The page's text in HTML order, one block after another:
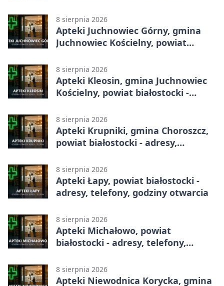
godziny otwarcia
8 sierpnia 2026
Apteki Juchnowiec Górny, gmina
Juchnowiec Kościelny, powiat
godziny otwarcia
8 sierpnia 2026
Apteki Kleosin, gmina Juchnowiec
Kościelny, powiat białostocki -
8 sierpnia 2026
Apteki Krupniki, gmina Choroszcz,
powiat białostocki - adresy,
8 sierpnia 2026
Apteki Łapy, powiat białostocki -
adresy, telefony, godziny otwarcia
8 sierpnia 2026
Apteki Michałowo, powiat
białostocki - adresy, telefony,
8 sierpnia 2026
Apteki Niewodnica Korycka, gmina